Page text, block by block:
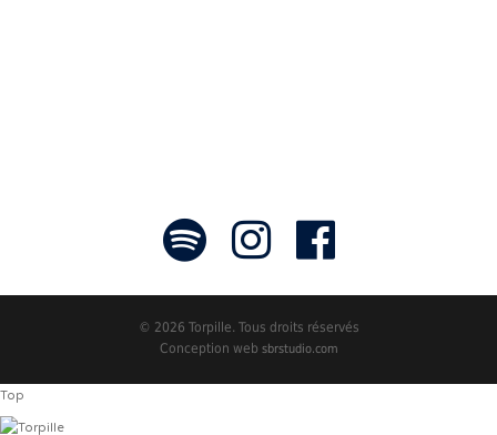
© 2026 Torpille. Tous droits réservés
Conception web sbrstudio.com
Top